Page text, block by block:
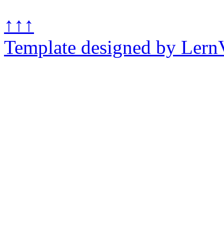
↑↑↑
Template designed by